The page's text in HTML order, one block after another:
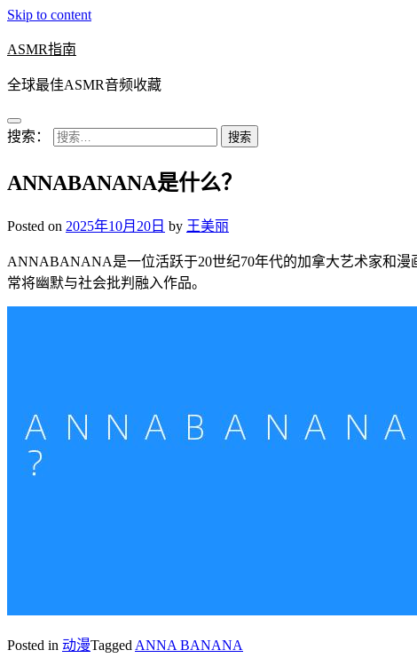
Skip to content
ASMR指南
全球最佳ASMR音频收藏
搜索：
ANNABANANA是什么？
Posted on 2025年10月20日 by 王美丽
ANNABANANA是一位活跃于20世纪70年代的加拿大艺术家和漫
常将幽默与社会批判融入作品。
Posted in 动漫Tagged ANNA BANANA